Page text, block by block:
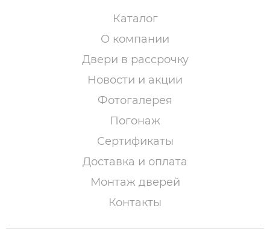
Каталог
О компании
Двери в рассрочку
Новости и акции
Фотогалерея
Погонаж
Сертификаты
Доставка и оплата
Монтаж дверей
Контакты